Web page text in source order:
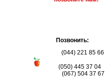
Позвонить:
(044) 221 85 66
(050) 445 37 04
(067) 504 37 67